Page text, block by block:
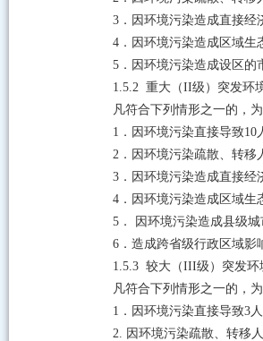
3．因环境污染造成直接经
4．因环境污染造成区域生
5．因环境污染造成设区的
1.5.2 重大（II级）突发环
凡符合下列情形之一的，
1 ．因环境污染直接导致10
2．因环境污染疏散、转移
3． 因环境污染造成直接经
4．因环境污染造成区域生
5．
因环境污染造成县级
6．造成跨省级行政区域影
1.5.3 较大（III级）突发环
凡符合下列情形之一的，
1 ．因环境污染直接导致3
2. 因环境污染疏散、转移